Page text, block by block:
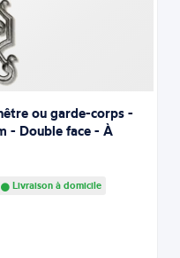
ou garde-corps -
- Double face - À
Livraison à domicile